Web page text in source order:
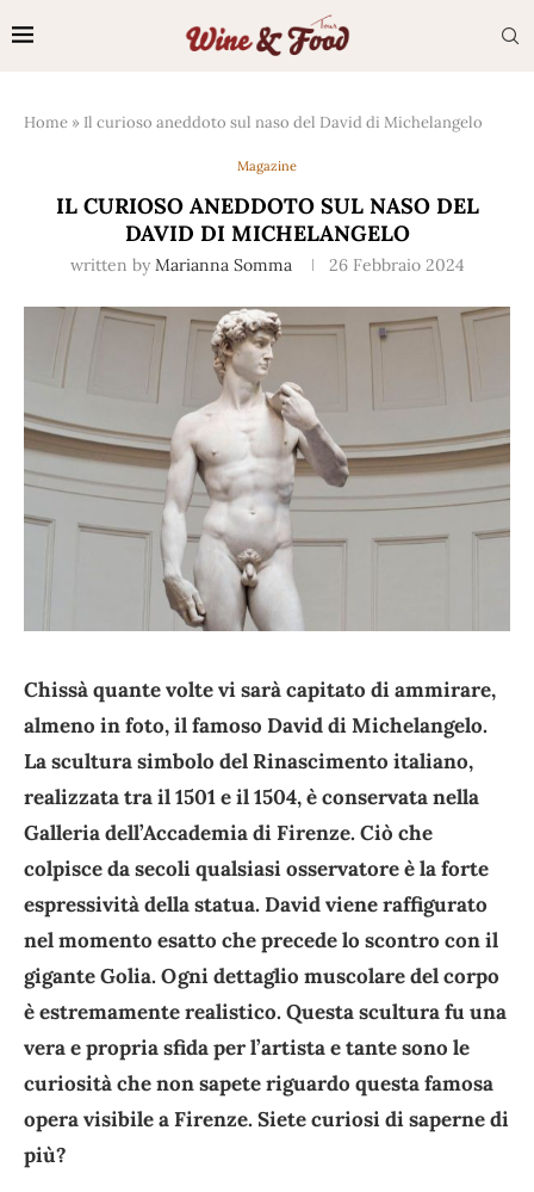
Home » Il curioso aneddoto sul naso del David di Michelangelo
Magazine
IL CURIOSO ANEDDOTO SUL NASO DEL
DAVID DI MICHELANGELO
written by Marianna Somma 26 Febbraio 2024
Chissà quante volte vi sarà capitato di ammirare,
almeno in foto, il famoso David di Michelangelo.
La scultura simbolo del Rinascimento italiano,
realizzata tra il 1501 e il 1504, è conservata nella
Galleria dell’Accademia di Firenze. Ciò che
colpisce da secoli qualsiasi osservatore è la forte
espressività della statua. David viene raffigurato
nel momento esatto che precede lo scontro con il
gigante Golia. Ogni dettaglio muscolare del corpo
è estremamente realistico. Questa scultura fu una
vera e propria sfida per l’artista e tante sono le
curiosità che non sapete riguardo questa famosa
opera visibile a Firenze. Siete curiosi di saperne di
più?